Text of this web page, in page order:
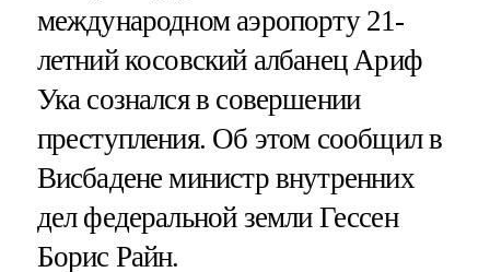
международном аэропорту 21-
летний косовский албанец Ариф
Ука сознался в совершении
преступления. Об этом сообщил в
Висбадене министр внутренних
дел федеральной земли Гессен
Борис Райн.